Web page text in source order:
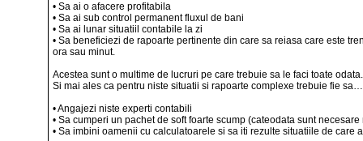
• Sa ai o afacere profitabila
• Sa ai sub control permanent fluxul de bani
• Sa ai lunar situatiil contabile la zi
• Sa beneficiezi de rapoarte pertinente din care sa reiasa care este
ora sau minut.
Acestea sunt o multime de lucruri pe care trebuie sa le faci toate
Si mai ales ca pentru niste situatii si rapoarte complexe trebuie fie
• Angajezi niste experti contabili
• Sa cumperi un pachet de soft foarte scump (cateodata sunt
• Sa imbini oamenii cu calculatoarele si sa iti rezulte situatiile de care